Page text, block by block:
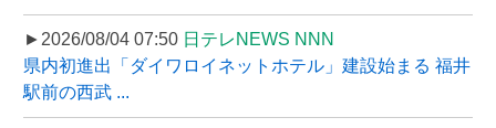
►2026/08/04 07:50 日テレNEWS NNN
県内初進出「ダイワロイネットホテル」建設始まる 福井
駅前の西武 ...